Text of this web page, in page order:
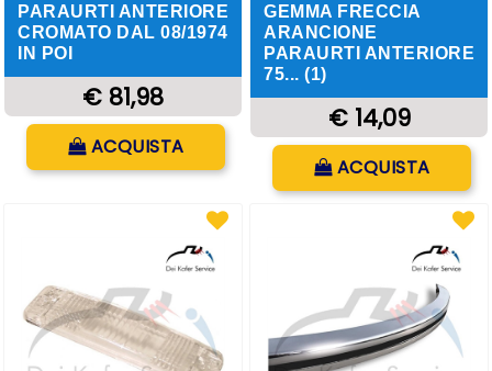
PARAURTI ANTERIORE
CROMATO DAL 08/1974
IN POI
€ 81,98
Quantità
ACQUISTA
GEMMA FRECCIA
ARANCIONE
PARAURTI ANTERIORE
75... (1)
€ 14,09
ACQUISTA